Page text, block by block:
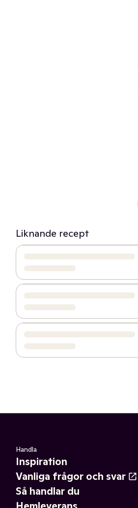
Liknande recept
Handla
Inspiration
Vanliga frågor och svar
Så handlar du